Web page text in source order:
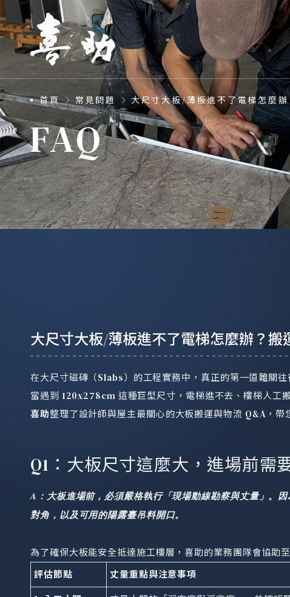
首頁 常見問題 大尺寸大板/薄板進不了電梯怎麼
FAQ
FAQ
大尺寸大板/薄板進不了電梯怎麼辦？搬
在大尺寸磁磚（Slabs）的工程實務中，真正的第一道難關
當遇到 120x278cm 這種巨型尺寸，電梯進不去、樓梯人工
喜助整理了設計師與屋主最關心的大板搬運與物流 Q&A，帶
Q1：大板尺寸這麼大，進場前需
A：大板進場前，必須嚴格執行「現場動線勘察與丈量」。
對角，以及可用的陽露臺吊料開口。
為了確保大板能安全抵達施工樓層，喜助的業務團隊會協助
評估節點
丈量重點與注意事項